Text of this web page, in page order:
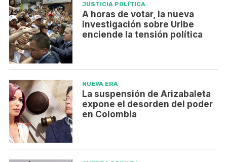
JUSTICIA POLÍTICA
A horas de votar, la nueva
investigación sobre Uribe
enciende la tensión política
NUEVA ERA
La suspensión de Arizabaleta
expone el desorden del poder
en Colombia